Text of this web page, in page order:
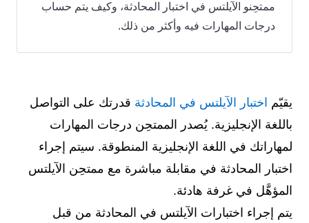
ممتحِنو الآيلتس في اختبار المحادثة، وكيف يتم حساب
درجات المهارات فيه وأكثر من ذلك.
يقيّم اختبار الآيلتس في المحادثة قدرتك على التواصل
باللغة الإنجليزية. يُصدر الممتحِن درجات المهارات
لمهاراتك في اللغة الإنجليزية المنطوقة. سيتم إجراء
اختبار المحادثة في مقابلة مباشرة مع ممتحِن الآيلتس
المؤهَّل في غرفة هادئة.
يتم إجراء اختبارات الآيلتس في المحادثة من قبل